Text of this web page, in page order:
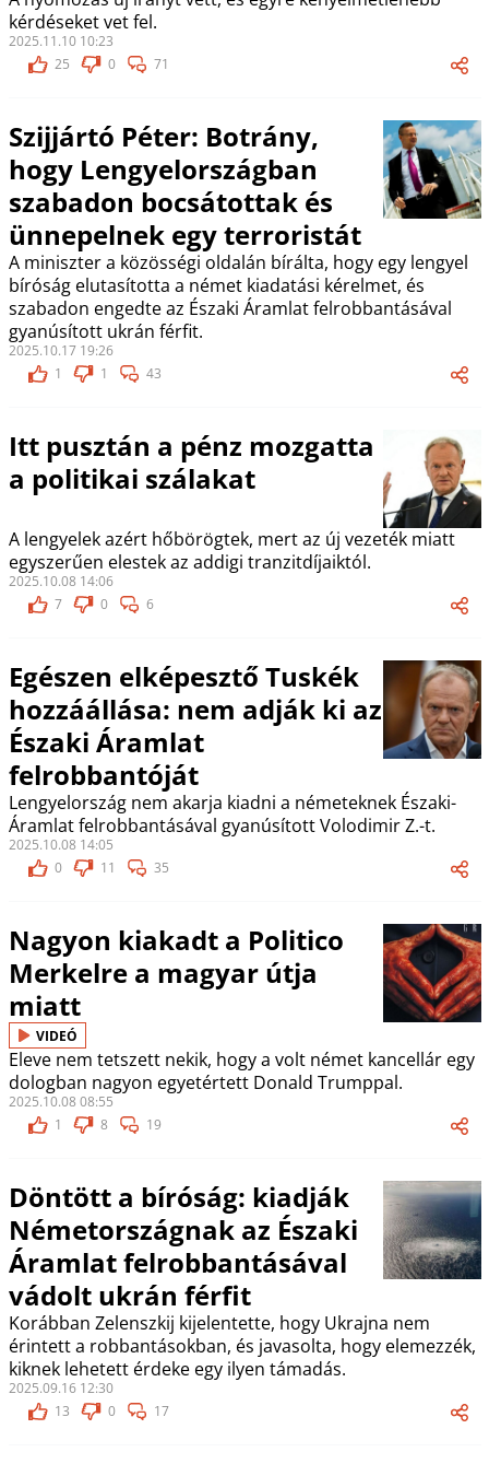
kérdéseket vet fel.
2025.11.10 10:23
25
0 71
Szijjártó Péter: Botrány,
hogy Lengyelországban
szabadon bocsátottak és
ünnepelnek egy terroristát
A miniszter a közösségi oldalán bírálta, hogy egy lengyel
bíróság elutasította a német kiadatási kérelmet, és
szabadon engedte az Északi Áramlat felrobbantásával
gyanúsított ukrán férfit.
2025.10.17 19:26
1
1 43
Itt pusztán a pénz mozgatta
a politikai szálakat
A lengyelek azért hőbörögtek, mert az új vezeték miatt
egyszerűen elestek az addigi tranzitdíjaiktól.
2025.10.08 14:06
7
0 6
Egészen elképesztő Tuskék
hozzáállása: nem adják ki az
Északi Áramlat
felrobbantóját
Lengyelország nem akarja kiadni a németeknek Északi-
Áramlat felrobbantásával gyanúsított Volodimir Z.-t.
2025.10.08 14:05
0
11 35
Nagyon kiakadt a Politico
Merkelre a magyar útja
miatt
VIDEÓ
Eleve nem tetszett nekik, hogy a volt német kancellár egy
dologban nagyon egyetértett Donald Trumppal.
2025.10.08 08:55
1
8 19
Döntött a bíróság: kiadják
Németországnak az Északi
Áramlat felrobbantásával
vádolt ukrán férfit
Korábban Zelenszkij kijelentette, hogy Ukrajna nem
érintett a robbantásokban, és javasolta, hogy elemezzék,
kiknek lehetett érdeke egy ilyen támadás.
2025.09.16 12:30
13
0 17